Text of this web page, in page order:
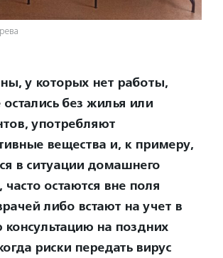
у которых нет работы,
без жилья или
употребляют
вещества и, к примеру,
в ситуации домашнего
часто остаются вне поля
либо встают на учет в
на поздних
риски передать вирус